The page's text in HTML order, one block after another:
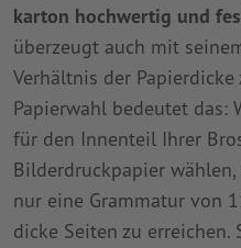
karton hochwertig und
überzeugt auch mit
Verhältnis der
Papierwahl bedeutet das:
für den Innenteil Ihrer
Bilderdruckpapier
nur eine Grammatur von
dicke Seiten zu erreichen.